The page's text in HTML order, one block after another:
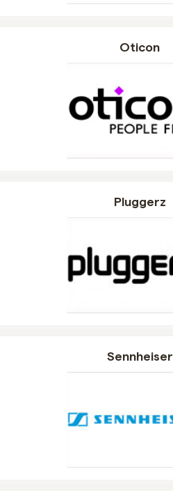
Oticon
Pluggerz
Sennheiser